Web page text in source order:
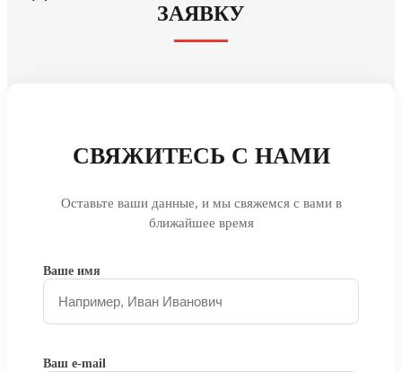
ЗАЯВКУ
СВЯЖИТЕСЬ С НАМИ
Оставьте ваши данные, и мы свяжемся с вами в
ближайшее время
Ваше имя
Ваш e-mail